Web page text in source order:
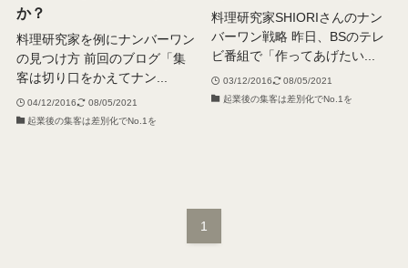
か？
料理研究家を例にナンバーワン
の見つけ方 前回のブログ「集
客は切り口をかえてナン...
04/12/2016
08/05/2021
起業後の集客は差別化でNo.1を
料理研究家SHIORIさんのナン
バーワン戦略 昨日、BSのテレ
ビ番組で「作ってあげたい...
03/12/2016
08/05/2021
起業後の集客は差別化でNo.1を
1